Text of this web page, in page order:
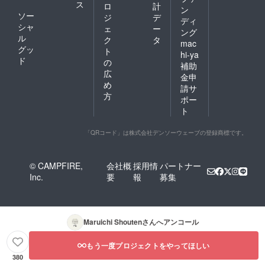
ス
ソー
シャ
ル
グッ
ド
ロ
ジ
ェ
ク
ト
の
広
め
方
計
デ
ー
タ
ン
ディ
ング
mac
hi-ya
補助
金申
請サ
ポー
ト
「QRコード」は株式会社デンソーウェーブの登録商標です。
© CAMPFIRE,
Inc.
会社概
要
採用情
報
パートナー
募集
Maruichi Shoutenさんへアンコール
380
もう一度プロジェクトをやってほしい